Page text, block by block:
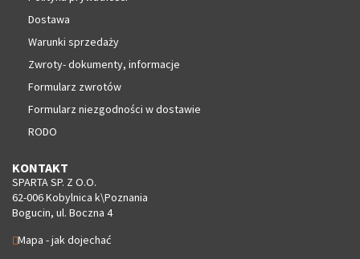
Dostawa
Warunki sprzedaży
Zwroty- dokumenty, informacje
Formularz zwrotów
Formularz niezgodności w dostawie
RODO
KONTAKT
SPARTA SP. Z O.O.
62-006 Kobylnica k\Poznania
Bogucin, ul. Boczna 4
Mapa - jak dojechać